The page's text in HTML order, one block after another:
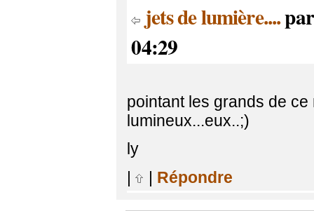
jets de lumière....
04:29
pointant les grands de
lumineux...eux..;)
ly
|
| Répondre